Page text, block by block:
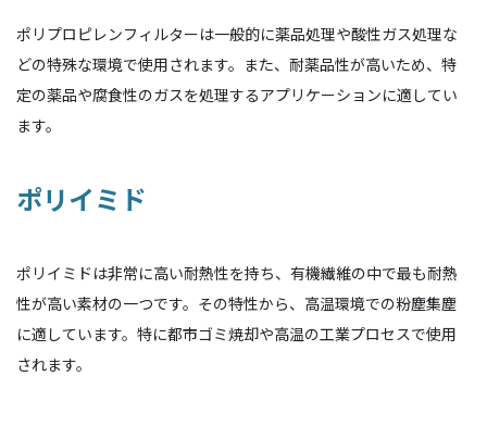
ポリプロピレンフィルターは一般的に薬品処理や酸性ガス処理な
どの特殊な環境で使用されます。また、耐薬品性が高いため、特
定の薬品や腐食性のガスを処理するアプリケーションに適してい
ます。
ポリイミド
ポリイミドは非常に高い耐熱性を持ち、有機繊維の中で最も耐熱
性が高い素材の一つです。その特性から、高温環境での粉塵集塵
に適しています。特に都市ゴミ焼却や高温の工業プロセスで使用
されます。